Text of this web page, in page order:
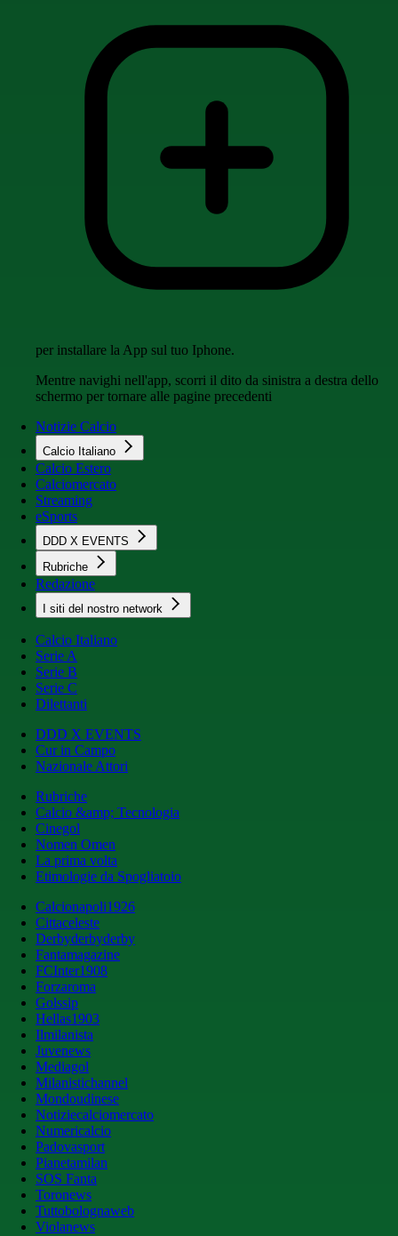
per installare la App sul tuo Iphone.
Mentre navighi nell'app, scorri il dito da sinistra a destra dello
schermo per tornare alle pagine precedenti
Notizie Calcio
Calcio Italiano
Calcio Estero
Calciomercato
Streaming
eSports
DDD X EVENTS
Rubriche
Redazione
I siti del nostro network
Calcio Italiano
Serie A
Serie B
Serie C
Dilettanti
DDD X EVENTS
Cur in Campo
Nazionale Attori
Rubriche
Calcio &amp; Tecnologia
Cinegol
Nomen Omen
La prima volta
Etimologie da Spogliatoio
Calcionapoli1926
Cittaceleste
Derbyderbyderby
Fantamagazine
FCInter1908
Forzaroma
Golssip
Hellas1903
Ilmilanista
Juvenews
Mediagol
Milanistichannel
Mondoudinese
Notiziecalciomercato
Numericalcio
Padovasport
Pianetamilan
SOS Fanta
Toronews
Tuttobolognaweb
Violanews